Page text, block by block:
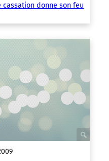
cassation donne son feu